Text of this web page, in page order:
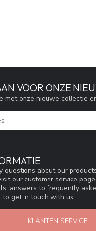
questions about our
our customer service
answers to frequently
get in touch with us.
KLANTEN SERVICE
VOOR ONZE
met onze nieuwe collectie